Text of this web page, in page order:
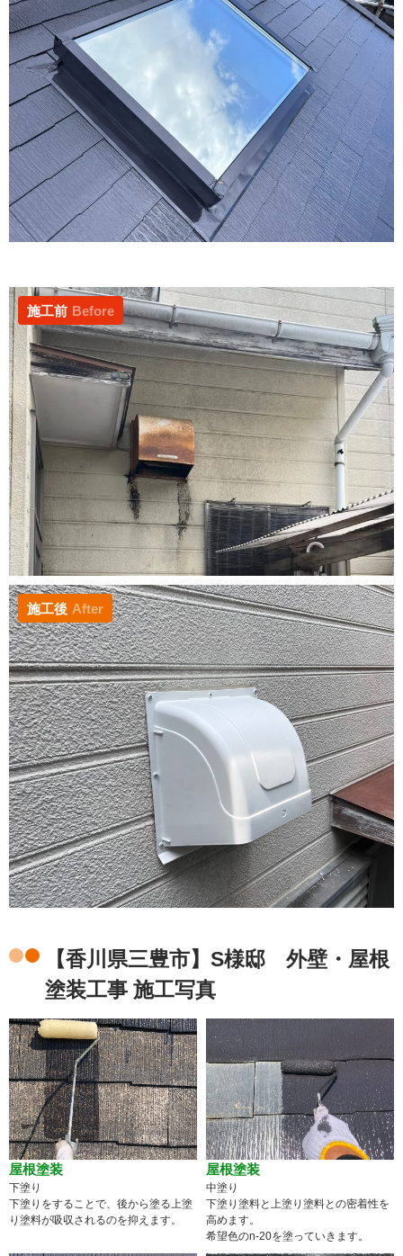
施工前 Before
施工後 After
【香川県三豊市】S様邸 外壁・屋根
塗装工事 施工写真
屋根塗装
下塗り
下塗りをすることで、後から塗る上塗
り塗料が吸収されるのを抑えます。
屋根塗装
中塗り
下塗り塗料と上塗り塗料との密着性を
高めます。
希望色のn-20を塗っていきます。